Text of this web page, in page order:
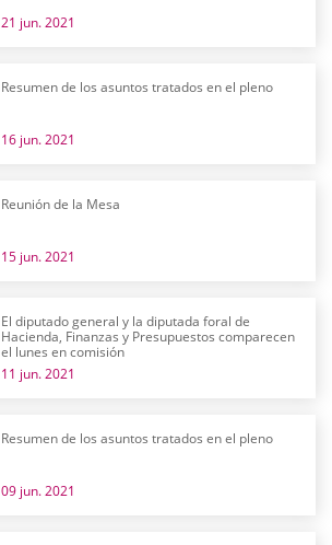
21 jun. 2021
Resumen de los asuntos tratados en el pleno
16 jun. 2021
Reunión de la Mesa
15 jun. 2021
El diputado general y la diputada foral de
Hacienda, Finanzas y Presupuestos comparecen
el lunes en comisión
11 jun. 2021
Resumen de los asuntos tratados en el pleno
09 jun. 2021